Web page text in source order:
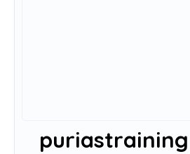
puriastraining